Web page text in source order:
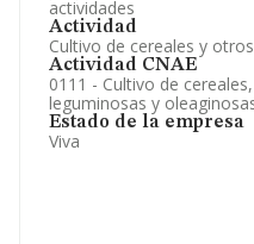
actividades
Actividad
Cultivo de cereales y
Actividad CNAE
0111 - Cultivo de
leguminosas y
Estado de la empresa
Viva